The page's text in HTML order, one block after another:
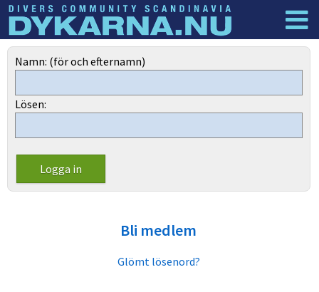
Dyknyheter
Namn: (för och efternamn)
Lösen:
Bli medlem
Glömt lösenord?